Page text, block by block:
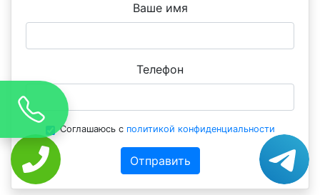
Ваше имя
Телефон
Соглашаюсь с политикой конфиденциальности
Отправить